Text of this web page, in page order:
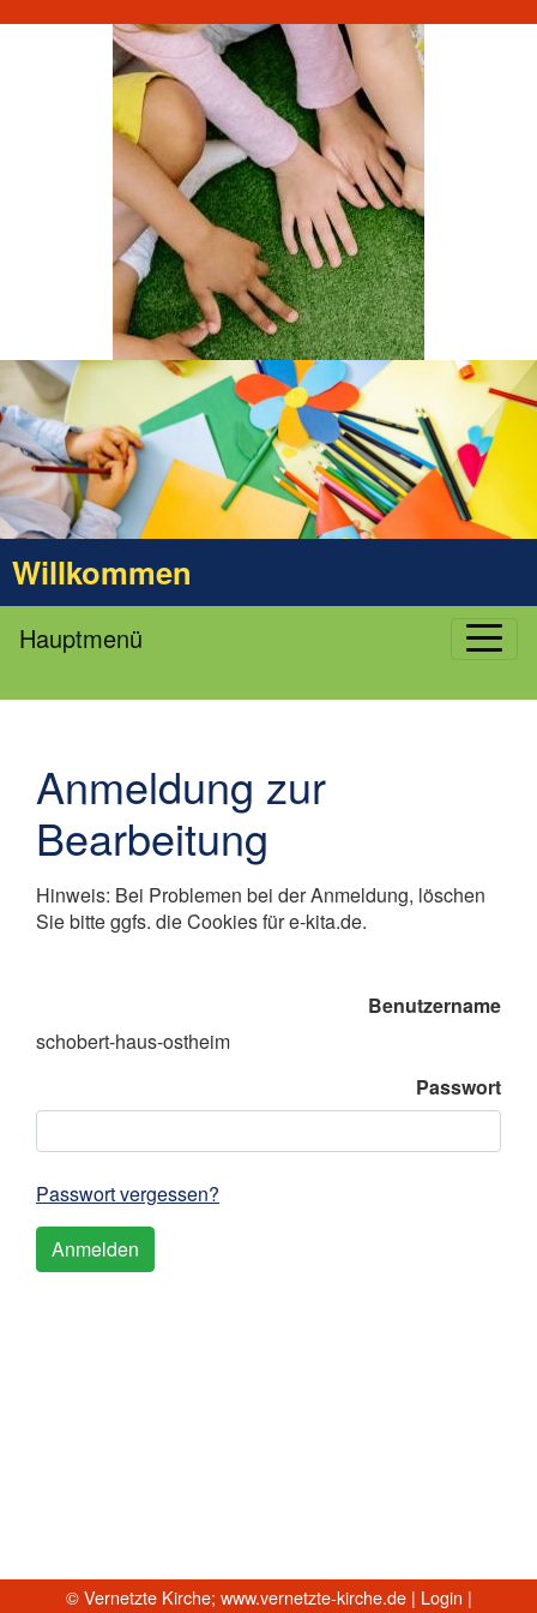
Willkommen
Hauptmenü
Anmeldung zur
Bearbeitung
Hinweis: Bei Problemen bei der Anmeldung, löschen
Sie bitte ggfs. die Cookies für e-kita.de.
Benutzername
schobert-haus-ostheim
Passwort
Passwort vergessen?
© Vernetzte Kirche; www.vernetzte-kirche.de| Login |